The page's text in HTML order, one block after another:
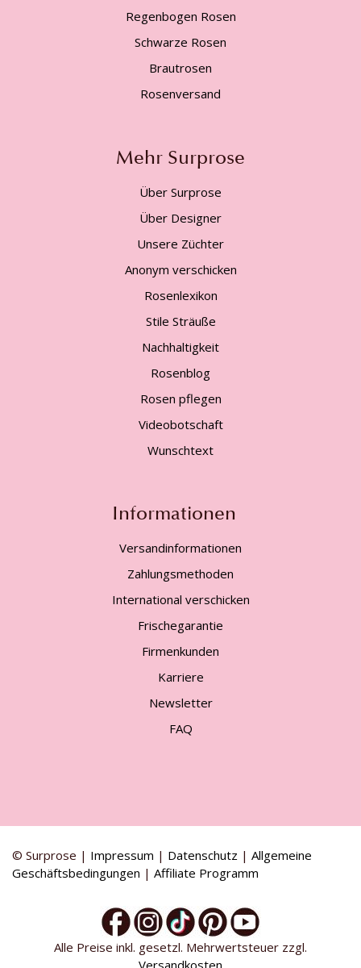
Regenbogen Rosen
Schwarze Rosen
Brautrosen
Rosenversand
Mehr Surprose
Über Surprose
Über Designer
Unsere Züchter
Anonym verschicken
Rosenlexikon
Stile Sträuße
Nachhaltigkeit
Rosenblog
Rosen pflegen
Videobotschaft
Wunschtext
Informationen
Versandinformationen
Zahlungsmethoden
International verschicken
Frischegarantie
Firmenkunden
Karriere
Newsletter
FAQ
© Surprose | Impressum | Datenschutz | Allgemeine
Geschäftsbedingungen | Affiliate Programm
Alle Preise inkl. gesetzl. Mehrwertsteuer zzgl.
Versandkosten